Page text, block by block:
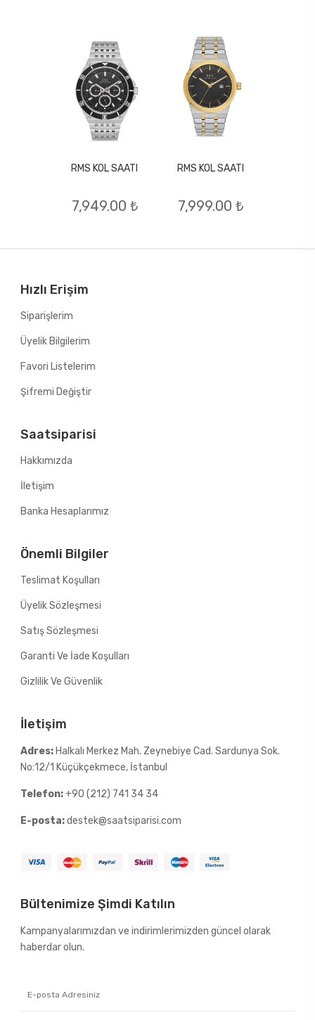
RMS KOL SAATI
7,949.00 ₺
RMS KOL SAATI
7,999.00 ₺
Hızlı Erişim
Siparişlerim
Üyelik Bilgilerim
Favori Listelerim
Şifremi Değiştir
Saatsiparisi
Hakkımızda
İletişim
Banka Hesaplarımız
Önemli Bilgiler
Teslimat Koşulları
Üyelik Sözleşmesi
Satış Sözleşmesi
Garanti Ve İade Koşulları
Gizlilik Ve Güvenlik
İletişim
Adres: Halkalı Merkez Mah. Zeynebiye Cad. Sardunya Sok.
No:12/1 Küçükçekmece, İstanbul
Telefon:+90 (212) 741 34 34
E-posta:destek@saatsiparisi.com
Bültenimize Şimdi Katılın
Kampanyalarımızdan ve indirimlerimizden güncel olarak
haberdar olun.